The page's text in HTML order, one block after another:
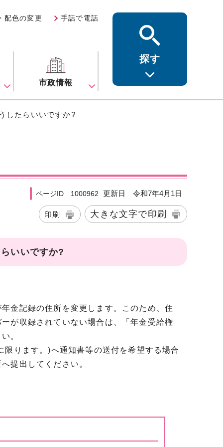
配色の変更 手話で電話
市政情報
探す
したらいいですか?
ページID 1000962 更新日 令和7年4月1日
印刷 大きな文字で印刷
いいですか?
金記録の住所を変更します。このため、住
が収録されていない場合は、「年金受給権
。
ります。)へ通知書等の送付を希望する場合
提出してください。